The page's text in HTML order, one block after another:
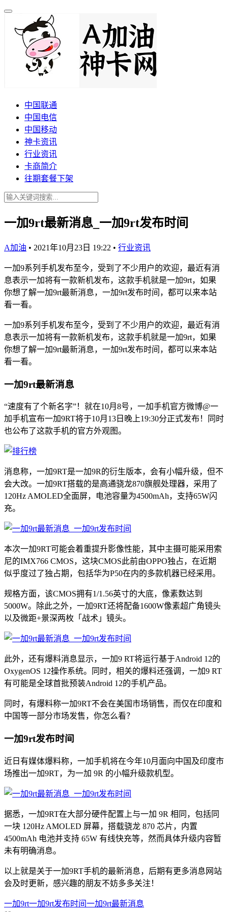
中国联通
中国电信
中国移动
神卡资讯
行业资讯
卡商简介
往期套餐下架
一加9rt最新消息_一加9rt发布时间
A加油 • 2021年10月23日 19:22 • 行业资讯
一加9系列手机发布至今，受到了不少用户的欢迎，最近有消
息表示一加将有一款新机发布，这款手机就是一加9rt，如果
你想了解一加9rt最新消息，一加9rt发布时间，都可以来本站
看一看。
一加9系列手机发布至今，受到了不少用户的欢迎，最近有消
息表示一加将有一款新机发布，这款手机就是一加9rt，如果
你想了解一加9rt最新消息，一加9rt发布时间，都可以来本站
看一看。
一加9rt最新消息
“速度有了个新名字”！就在10月8号，一加手机官方微博@一
加手机宣布一加9RT将于10月13日晚上19:30分正式发布！同时
也公布了这款手机的官方外观图。
消息称，一加9RT是一加9R的衍生版本，会有小幅升级，但不
会大改。一加9RT搭载的是高通骁龙870旗舰处理器，采用了
120Hz AMOLED全面屏，电池容量为4500mAh，支持65W闪
充。
本次一加9RT可能会着重提升影像性能，其中主摄可能采用索
尼的IMX766 CMOS，这块CMOS此前由OPPO独占，在近期
似乎度过了独占期，包括华为P50在内的多款机器已经采用。
规格方面，该CMOS拥有1/1.56英寸的大底，像素数达到
5000W。除此之外，一加9RT还将配备1600W像素超广角镜头
以及微距+景深两枚「战术」镜头。
此外，还有爆料消息显示，一加9 RT将运行基于Android 12的
OxygenOS 12操作系统。同时，相关的爆料还强调，一加9 RT
有可能是全球首批预装Android 12的手机产品。
同时，有爆料称一加9RT不会在美国市场销售，而仅在印度和
中国等一部分市场发售，你怎么看？
一加9rt发布时间
近日有媒体爆料称，一加手机将在今年10月面向中国及印度市
场推出一加9RT，为一加 9R 的小幅升级款机型。
据悉，一加9RT在大部分硬件配置上与一加 9R 相同，包括同
一块 120Hz AMOLED 屏幕，搭载骁龙 870 芯片，内置
4500mAh 电池并支持 65W 有线快充等，然而具体升级内容暂
未有明确消息。
以上就是关于一加9RT手机的最新消息，后期有更多消息网站
会及时更新，感兴趣的朋友不妨多多关注！
一加9rt一加9rt发布时间一加9rt最新消息